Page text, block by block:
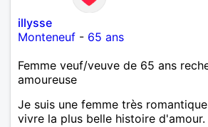
illysse
Monteneuf - 65 ans
Femme veuf/veuve de 65 ans
amoureuse
Je suis une femme très
vivre la plus belle histoire d'amour.